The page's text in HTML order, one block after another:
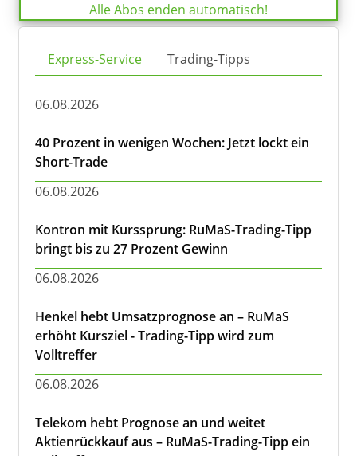
Alle Abos enden automatisch!
Express-Service Trading-Tipps
06.08.2026
40 Prozent in wenigen Wochen: Jetzt lockt ein
Short-Trade
06.08.2026
Kontron mit Kurssprung: RuMaS-Trading-Tipp
bringt bis zu 27 Prozent Gewinn
06.08.2026
Henkel hebt Umsatzprognose an – RuMaS
erhöht Kursziel - Trading-Tipp wird zum
Volltreffer
06.08.2026
Telekom hebt Prognose an und weitet
Aktienrückkauf aus – RuMaS-Trading-Tipp ein